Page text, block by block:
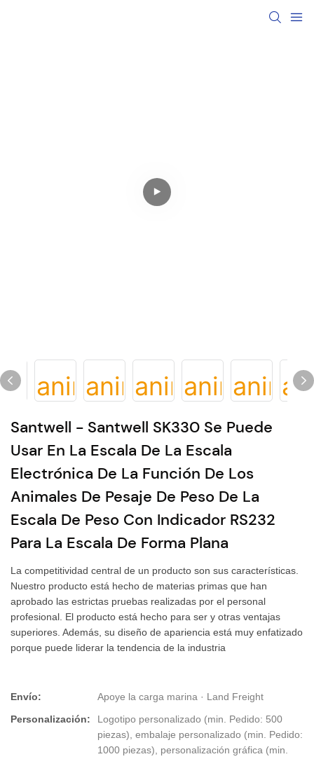
Santwell - Santwell SK330 Se Puede
Usar En La Escala De La Escala
Electrónica De La Función De Los
Animales De Pesaje De Peso De La
Escala De Peso Con Indicador RS232
Para La Escala De Forma Plana
La competitividad central de un producto son sus características.
Nuestro producto está hecho de materias primas que han
aprobado las estrictas pruebas realizadas por el personal
profesional. El producto está hecho para ser y otras ventajas
superiores. Además, su diseño de apariencia está muy enfatizado
porque puede liderar la tendencia de la industria
Envío:
Apoye la carga marina · Land Freight
Personalización:
Logotipo personalizado (min. Pedido: 500
piezas), embalaje personalizado (min. Pedido:
1000 piezas), personalización gráfica (min.